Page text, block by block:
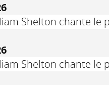
Shelton chante le
Shelton chante le